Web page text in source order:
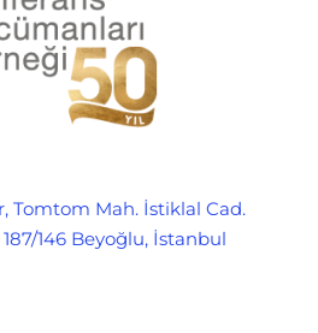
Tomtom Mah. İstiklal Cad.
146 Beyoğlu, İstanbul